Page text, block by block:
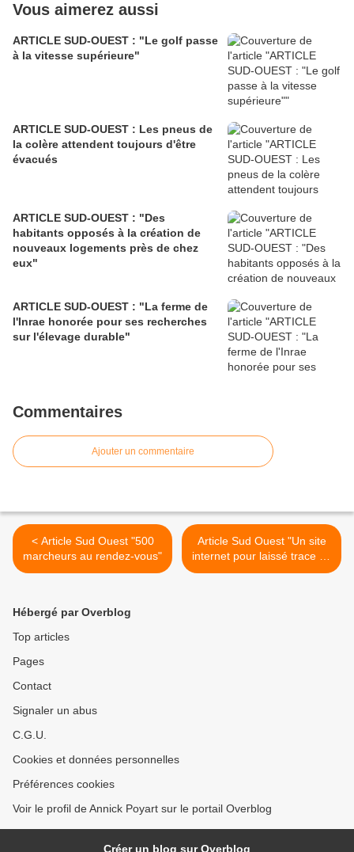
Vous aimerez aussi
ARTICLE SUD-OUEST : "Le golf passe
à la vitesse supérieure"
ARTICLE SUD-OUEST : Les pneus de
la colère attendent toujours d'être
évacués
ARTICLE SUD-OUEST : "Des
habitants opposés à la création de
nouveaux logements près de chez
eux"
ARTICLE SUD-OUEST : "La ferme de
l'Inrae honorée pour ses recherches
sur l'élevage durable"
Commentaires
Ajouter un commentaire
< Article Sud Ouest "500
marcheurs au rendez-vous"
Article Sud Ouest "Un site
internet pour laissé trace du
passé" >
Hébergé par Overblog
Top articles
Pages
Contact
Signaler un abus
C.G.U.
Cookies et données personnelles
Préférences cookies
Voir le profil de Annick Poyart sur le portail Overblog
Créer un blog sur Overblog